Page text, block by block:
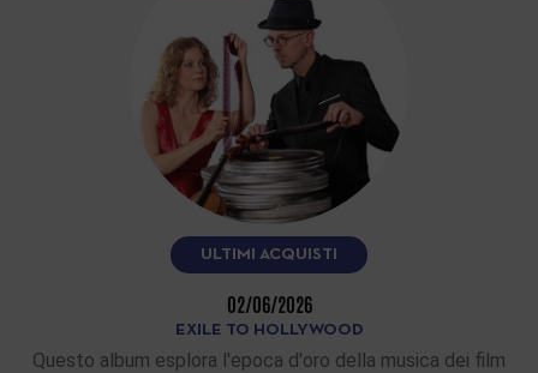
ULTIMI ACQUISTI
02/06/2026
EXILE TO HOLLYWOOD
Questo album esplora l'epoca d'oro della musica dei film